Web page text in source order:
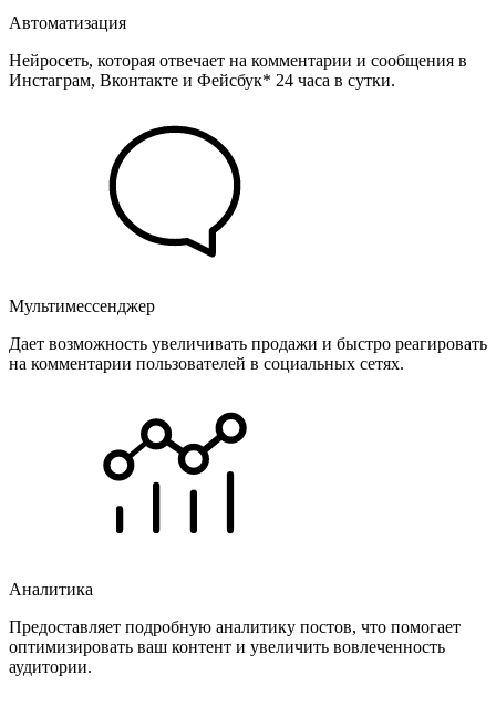
Автоматизация
Нейросеть, которая отвечает на комментарии и сообщения в
Инстаграм, Вконтакте и Фейсбук* 24 часа в сутки.
Мультимессенджер
Дает возможность увеличивать продажи и быстро реагировать
на комментарии пользователей в социальных сетях.
Аналитика
Предоставляет подробную аналитику постов, что помогает
оптимизировать ваш контент и увеличить вовлеченность
аудитории.